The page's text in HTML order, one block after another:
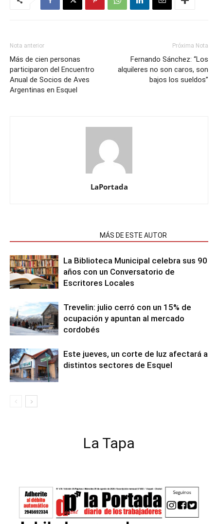
Nota anterior
Más de cien personas
participaron del Encuentro
Anual de Socios de Aves
Argentinas en Esquel
Próxima Nota
Fernando Sánchez: “Los
alquileres no son caros, son
bajos los sueldos”
LaPortada
MÁS DE ESTE AUTOR
La Biblioteca Municipal celebra sus 90
años con un Conversatorio de
Escritores Locales
Trevelin: julio cerró con un 15% de
ocupación y apuntan al mercado
cordobés
Este jueves, un corte de luz afectará a
distintos sectores de Esquel
La Tapa